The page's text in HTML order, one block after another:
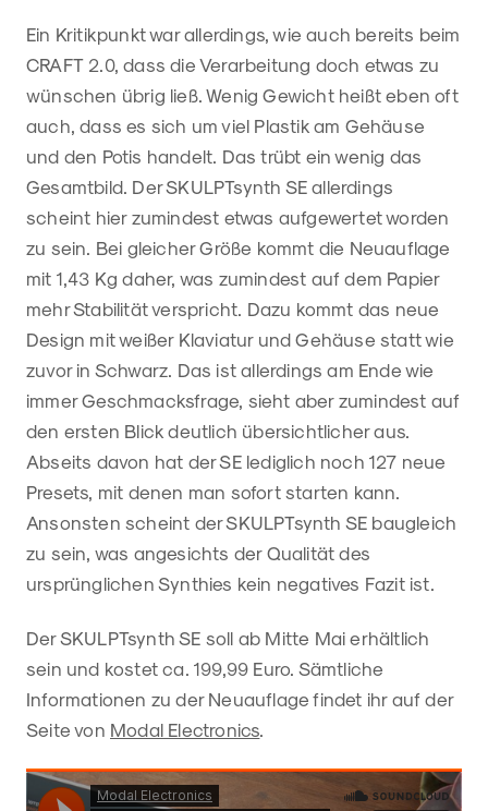
Ein Kritikpunkt war allerdings, wie auch bereits beim
CRAFT 2.0, dass die Verarbeitung doch etwas zu
wünschen übrig ließ. Wenig Gewicht heißt eben oft
auch, dass es sich um viel Plastik am Gehäuse
und den Potis handelt. Das trübt ein wenig das
Gesamtbild. Der SKULPTsynth SE allerdings
scheint hier zumindest etwas aufgewertet worden
zu sein. Bei gleicher Größe kommt die Neuauflage
mit 1,43 Kg daher, was zumindest auf dem Papier
mehr Stabilität verspricht. Dazu kommt das neue
Design mit weißer Klaviatur und Gehäuse statt wie
zuvor in Schwarz. Das ist allerdings am Ende wie
immer Geschmacksfrage, sieht aber zumindest auf
den ersten Blick deutlich übersichtlicher aus.
Abseits davon hat der SE lediglich noch 127 neue
Presets, mit denen man sofort starten kann.
Ansonsten scheint der SKULPTsynth SE baugleich
zu sein, was angesichts der Qualität des
ursprünglichen Synthies kein negatives Fazit ist.
Der SKULPTsynth SE soll ab Mitte Mai erhältlich
sein und kostet ca. 199,99 Euro. Sämtliche
Informationen zu der Neuauflage findet ihr auf der
Seite von Modal Electronics